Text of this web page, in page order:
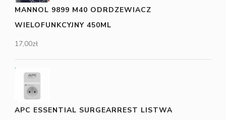
MANNOL 9899 M40 ODRDZEWIACZ
WIELOFUNKCYJNY 450ML
17,00zł
APC ESSENTIAL SURGEARREST LISTWA